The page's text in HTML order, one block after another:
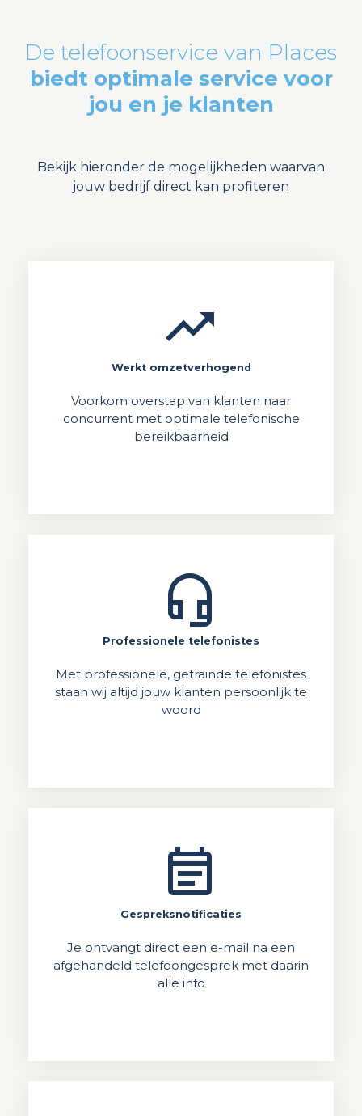
De telefoonservice van Places
biedt optimale service voor
jou en je klanten
Bekijk hieronder de mogelijkheden waarvan
jouw bedrijf direct kan profiteren
trending_up
Werkt omzetverhogend
Voorkom overstap van klanten naar
concurrent met optimale telefonische
bereikbaarheid
headset_mic
Professionele telefonistes
Met professionele, getrainde telefonistes
staan wij altijd jouw klanten persoonlijk te
woord
event_note
Gespreksnotificaties
Je ontvangt direct een e-mail na een
afgehandeld telefoongesprek met daarin
alle info